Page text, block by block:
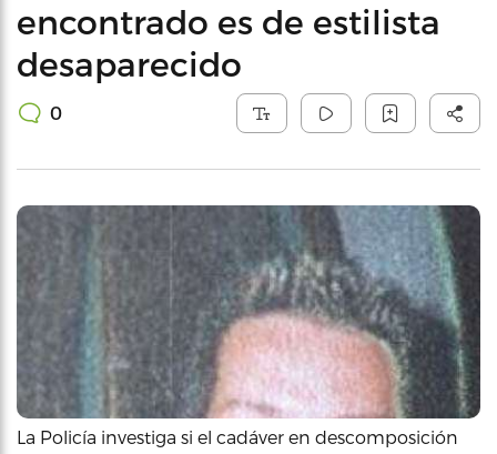
encontrado es de estilista
desaparecido
0
La Policía investiga si el cadáver en descomposición